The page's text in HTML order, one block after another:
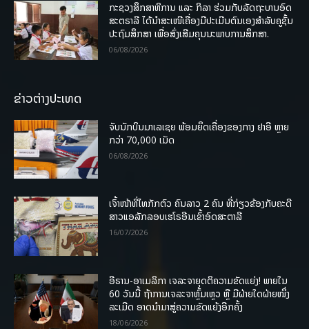
ກະຊວງສຶກສາທິການ ແລະ ກິລາ ຮ່ວມກັບລັດຖະບານອົດ
ສະຕຣາລີ ໄດ້ນຳສະເໜີເຄື່ອງມືປະເມີນຕົນເອງສຳລັບຄູຊັ້ນ
ປະຖົມສຶກສາ ເພື່ອສົ່ງເສີມຄຸນນະພາບການສຶກສາ.
06/08/2026
ຂ່າວຕ່າງປະເທດ
ຈັບນັກບິນມາເລເຊຍ ພ້ອມຍຶດເຄື່ອງຂອງກາງ ຢາອີ ຫຼາຍ
ກວ່າ 70,000 ເມັດ
06/08/2026
ເຈົ້າໜ້າທີ່ໄທກັກຕົວ ຄົນລາວ 2 ຄົນ ທີ່ກ່ຽວຂ້ອງກັບຄະດີ
ສາວແອລັກລອບເຮໂຣອີນເຂົ້າອົດສະຕາລີ
16/07/2026
ອີຣານ-ອາເມລິກາ ເຈລະຈາຍຸດຕິຄວາມຂັດແຍ່ງ! ພາຍໃນ
60 ວັນນີ້ ຖ້າການເຈລະຈາຫຼົ້ມເຫຼວ ຫຼື ມີຝ່າຍໃດຝ່າຍໜຶ່ງ
ລະເມີດ ອາດນໍາມາສູ່ຄວາມຂັດແຍ້ງອີກຄັ້ງ
18/06/2026